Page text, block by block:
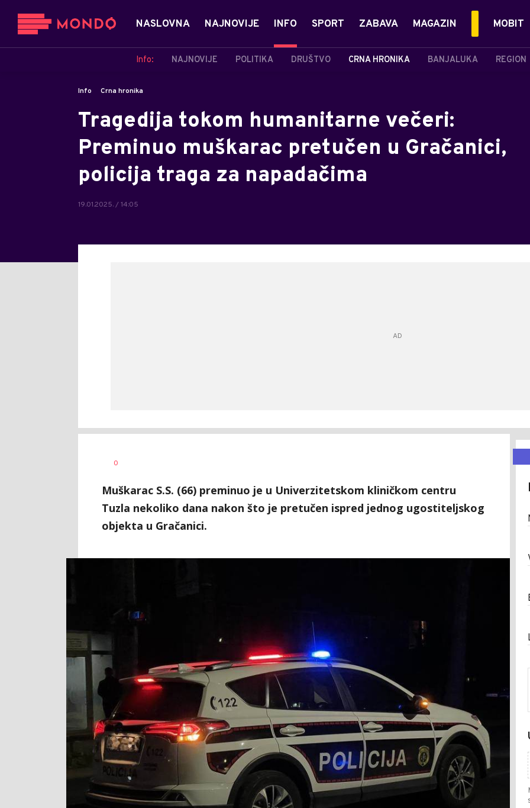
NASLOVNA NAJNOVIJE INFO
Info: NAJNOVIJE POLITIKA DRUŠTVO CRNA HRONIKA BANJALUKA REGION
SPORT ZABAVA MAGAZIN MOBIT
Info Crna hronika
Tragedija tokom humanitarne večeri:
Preminuo muškarac pretučen u Gračanici,
policija traga za napadačima
19.01.2025. / 14:05
AUTOR
0
Muškarac S.S. (66) preminuo je u Univerzitetskom kliničkom centru
Tuzla nekoliko dana nakon što je pretučen ispred jednog ugostiteljskog
objekta u Gračanici.